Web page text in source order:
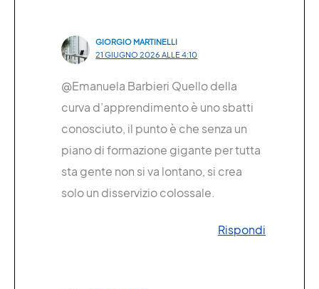
GIORGIO MARTINELLI
21 GIUGNO 2026 ALLE 4:10
@Emanuela Barbieri Quello della
curva d’apprendimento è uno sbatti
conosciuto, il punto è che senza un
piano di formazione gigante per tutta
sta gente non si va lontano, si crea
solo un disservizio colossale.
Rispondi